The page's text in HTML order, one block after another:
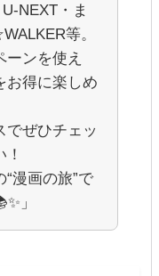
NEXT・ま
等。
ーンを使え
お得に楽しめ
でぜひチェッ
“漫画の旅”で
」